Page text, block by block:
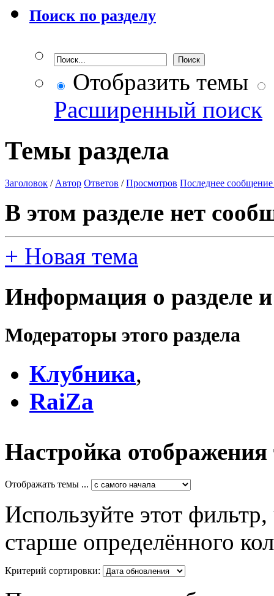
Поиск по разделу
Отобразить темы
Расширенный поиск
Темы раздела
Заголовок / Автор Ответов /Просмотров Последнее сообщение
В этом разделе нет
+ Новая тема
Информация о разделе
Модераторы этого раздела
Клубника,
RaiZa
Настройка отображения
Отображать темы ...
Используйте этот
старше определённого
Критерий сортировки: